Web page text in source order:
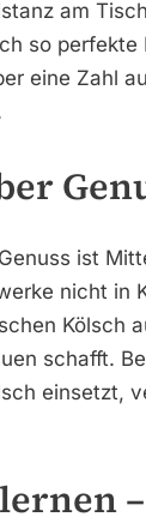
am
so
eine Zahl
ist
nicht in
Kölsch
schafft.
einsetzt,